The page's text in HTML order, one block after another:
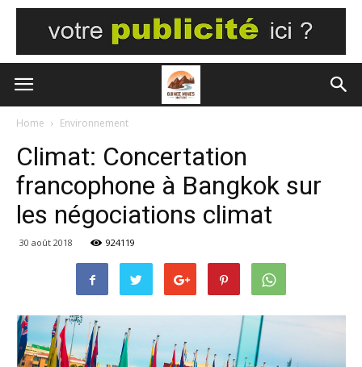
Home Environnement
Climat: Concertation
francophone à Bangkok sur
les négociations climat
30 août 2018 924119